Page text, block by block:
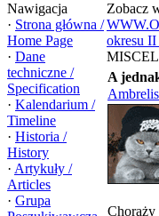
Nawigacja
· Strona główna /
Home Page
· Dane
techniczne /
Specification
· Kalendarium /
Timeline
· Historia /
History
· Artykuły /
Articles
· Grupa
Zobacz
okresu
A
Chorąży